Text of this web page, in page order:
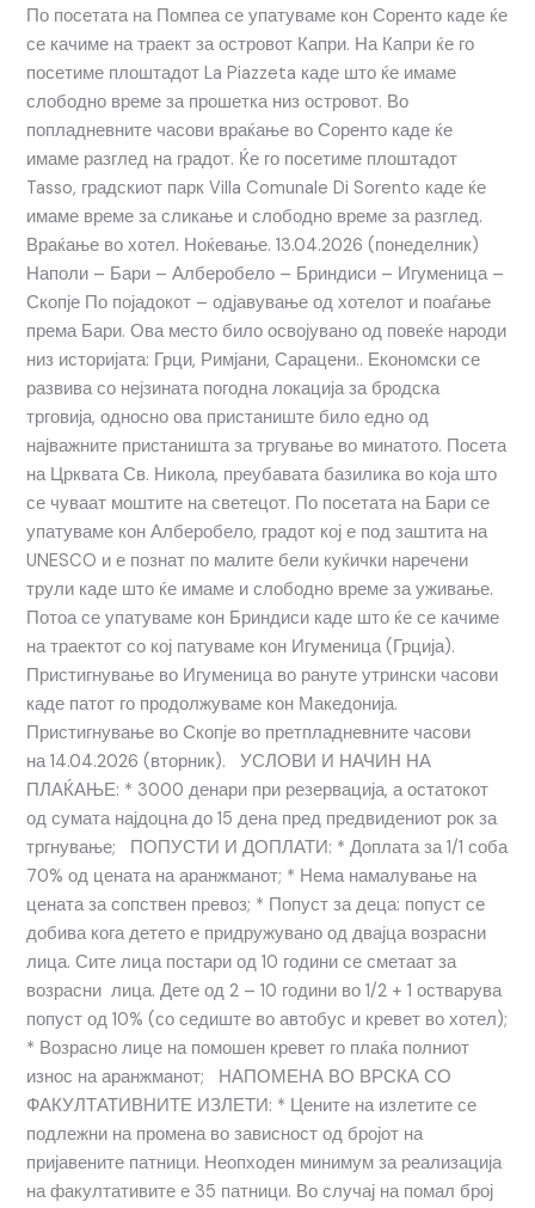
По посетата на Помпеа се упатуваме кон Соренто каде ќе
се качиме на траект за островот Капри. На Капри ќе го
посетиме плоштадот La Piazzeta каде што ќе имаме
слободно време за прошетка низ островот. Во
попладневните часови враќање во Соренто каде ќе
имаме разглед на градот. Ќе го посетиме плоштадот
Tasso, градскиот парк Villa Comunale Di Sorento каде ќе
имаме време за сликање и слободно време за разглед.
Враќање во хотел. Ноќевање. 13.04.2026 (понеделник)
Наполи – Бари – Алберобело – Бриндиси – Игуменица –
Скопје По појадокот – одјавување од хотелот и поаѓање
према Бари. Ова место било освојувано од повеќе народи
низ историјата: Грци, Римјани, Сарацени.. Економски се
развива со нејзината погодна локација за бродска
трговија, односно ова пристаниште било едно од
најважните пристаништа за тргување во минатото. Посета
на Црквата Св. Никола, преубавата базилика во која што
се чуваат моштите на светецот. По посетата на Бари се
упатуваме кон Алберобело, градот кој е под заштита на
UNESCO и е познат по малите бели куќички наречени
трули каде што ќе имаме и слободно време за уживање.
Потоа се упатуваме кон Бриндиси каде што ќе се качиме
на траектот со кој патуваме кон Игуменица (Грција).
Пристигнување во Игуменица во рануте утрински часови
каде патот го продолжуваме кон Македонија.
Пристигнување во Скопје во претпладневните часови
на 14.04.2026 (вторник). УСЛОВИ И НАЧИН НА
ПЛАЌАЊЕ: * 3000 денари при резервација, а остатокот
од сумата најдоцна до 15 дена пред предвидениот рок за
тргнување; ПОПУСТИ И ДОПЛАТИ: * Доплата за 1/1 соба
70% од цената на аранжманот; * Нема намалување на
цената за сопствен превоз; * Попуст за деца: попуст се
добива кога детето е придружувано од двајца возрасни
лица. Сите лица постари од 10 години се сметаат за
возрасни лица. Дете од 2 – 10 години во 1/2 + 1 остварува
попуст од 10% (со седиште во автобус и кревет во хотел);
* Возрасно лице на помошен кревет го плаќа полниот
износ на аранжманот; НАПОМЕНА ВО ВРСКА СО
ФАКУЛТАТИВНИТЕ ИЗЛЕТИ: * Цените на излетите се
подлежни на промена во зависност од бројот на
пријавените патници. Неопходен минимум за реализација
на факултативите е 35 патници. Во случај на помал број